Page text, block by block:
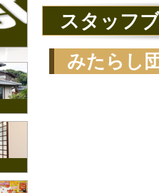
スタッフ
みたらし